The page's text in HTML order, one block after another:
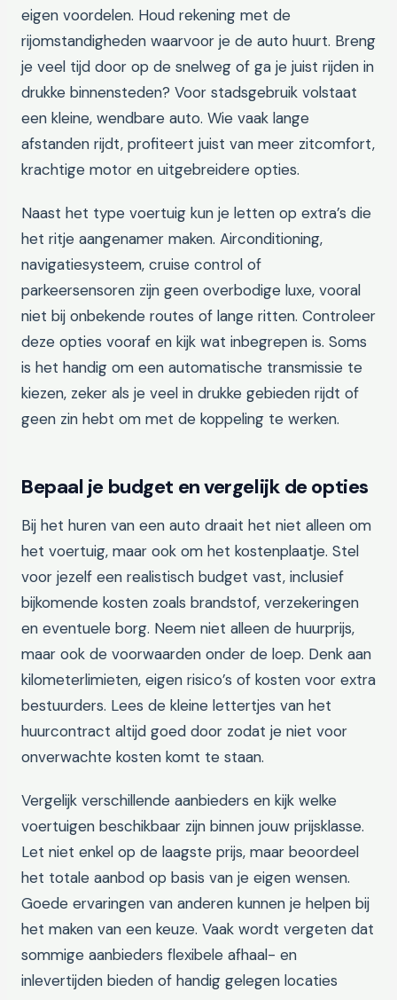
eigen voordelen. Houd rekening met de
rijomstandigheden waarvoor je de auto huurt. Breng
je veel tijd door op de snelweg of ga je juist rijden in
drukke binnensteden? Voor stadsgebruik volstaat
een kleine, wendbare auto. Wie vaak lange
afstanden rijdt, profiteert juist van meer zitcomfort,
krachtige motor en uitgebreidere opties.
Naast het type voertuig kun je letten op extra’s die
het ritje aangenamer maken. Airconditioning,
navigatiesysteem, cruise control of
parkeersensoren zijn geen overbodige luxe, vooral
niet bij onbekende routes of lange ritten. Controleer
deze opties vooraf en kijk wat inbegrepen is. Soms
is het handig om een automatische transmissie te
kiezen, zeker als je veel in drukke gebieden rijdt of
geen zin hebt om met de koppeling te werken.
Bepaal je budget en vergelijk de opties
Bij het huren van een auto draait het niet alleen om
het voertuig, maar ook om het kostenplaatje. Stel
voor jezelf een realistisch budget vast, inclusief
bijkomende kosten zoals brandstof, verzekeringen
en eventuele borg. Neem niet alleen de huurprijs,
maar ook de voorwaarden onder de loep. Denk aan
kilometerlimieten, eigen risico’s of kosten voor extra
bestuurders. Lees de kleine lettertjes van het
huurcontract altijd goed door zodat je niet voor
onverwachte kosten komt te staan.
Vergelijk verschillende aanbieders en kijk welke
voertuigen beschikbaar zijn binnen jouw prijsklasse.
Let niet enkel op de laagste prijs, maar beoordeel
het totale aanbod op basis van je eigen wensen.
Goede ervaringen van anderen kunnen je helpen bij
het maken van een keuze. Vaak wordt vergeten dat
sommige aanbieders flexibele afhaal- en
inlevertijden bieden of handig gelegen locaties